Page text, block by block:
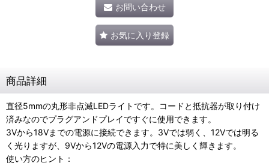
お問い合わせ
お気に入り登録
商品詳細
直径5mmの丸形非点滅LEDライトです。コードと抵抗器が取り付け
済みなのでプラグアンドプレイですぐに使用できます。
3Vから18Vまでの電源に接続できます。3Vでは弱く、12Vでは明る
く光りますが、9Vから12Vの電源入力で特に美しく輝きます。
使い方のヒント：